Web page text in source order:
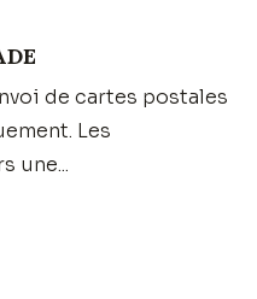
de cartes postales
Les
une...